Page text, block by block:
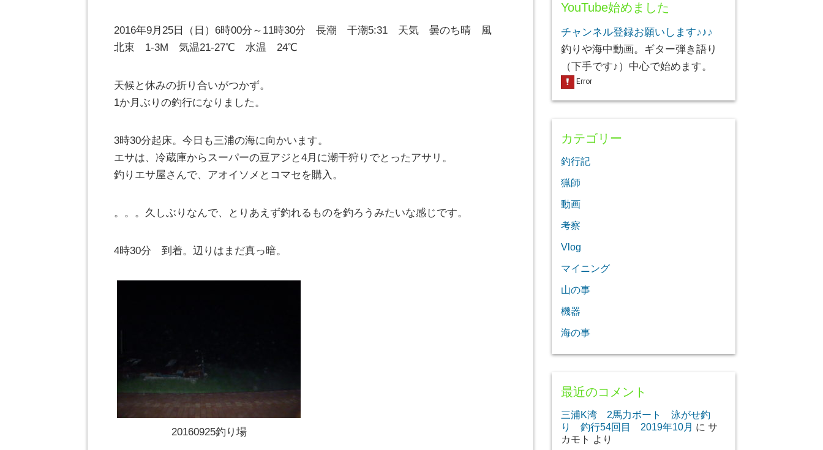
2016年9月25日（日）6時00分～11時30分 長潮 干潮5:31 天気 曇のち晴 風
北東 1-3M 気温21-27℃ 水温 24℃
天候と休みの折り合いがつかず。
1か月ぶりの釣行になりました。
3時30分起床。今日も三浦の海に向かいます。
エサは、冷蔵庫からスーパーの豆アジと4月に潮干狩りでとったアサリ。
釣りエサ屋さんで、アオイソメとコマセを購入。
。。。久しぶりなんで、とりあえず釣れるものを釣ろうみたいな感じです。
4時30分 到着。辺りはまだ真っ暗。
20160925釣り場
YouTube始めました
チャンネル登録お願いします♪♪♪
釣りや海中動画。ギター弾き語り
（下手です♪）中心で始めます。
カテゴリー
釣行記
猟師
動画
考察
Vlog
マイニング
山の事
機器
海の事
最近のコメント
三浦K湾 2馬力ボート 泳がせ釣
り 釣行54回目 2019年10月 に サ
カモト より